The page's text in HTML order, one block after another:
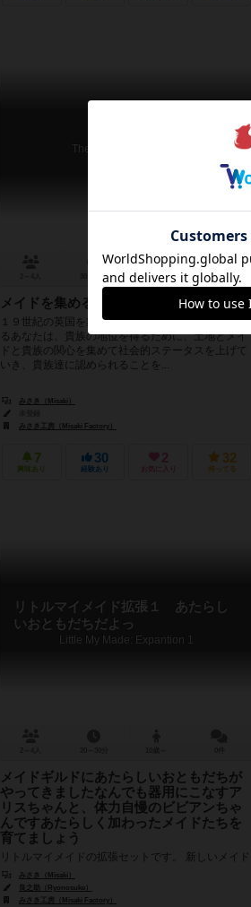
The Age of the Nobility
30～40分 9歳～ 2件
メイドを集めるゲーム
１９世紀の英国を舞台としたゲームです。 富豪であ
るあなたは、貴族の地位を得るために、土地とメイ
ドと貴族の関心を集めて社会的ステータスを上げて
いき、貴族達に認められることを...
みさき（Misaki）
みさき工房（Misaki Factory）
7
興味あり
30
経験あり
2
お気に入り
32
持ってる
リトルマイメイド拡張１ あたらし
いおともだちだよっ
Little My Made: Expantion 1
メイドギルドにあたらしいおともだちが
やってきましたなんでも器用にこなすア
リスちゃんと、体力自慢のビビアンちゃ
んですあたらしく加わったメイドたちを
育てましょう
リトルマイメイドの拡張セットです。 新しいメイド
が２人加わります。 ２人用の特別ルールも添付して
います。 今回リトルマイメイドを購入してくれた方
に、 無料でプレゼント...
みさき（Misaki）
良之助（Ryonosuke）
みさき工房（Misaki Factory）